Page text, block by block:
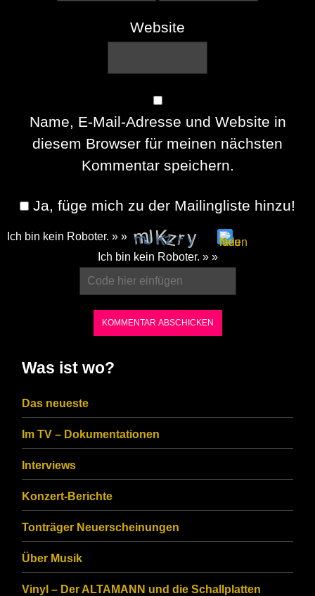
Website
Name, E-Mail-Adresse und Website in
diesem Browser für meinen nächsten
Kommentar speichern.
Ja, füge mich zu der Mailingliste hinzu!
Ich bin kein Roboter. » »
CAPTCHA
ensure
that
you
are
human.
Ich bin kein Roboter. » »
Was ist wo?
Das neueste
Im TV – Dokumentationen
Interviews
Konzert-Berichte
Tonträger Neuerscheinungen
Über Musik
Vinyl – Der ALTAMANN und die Schallplatten